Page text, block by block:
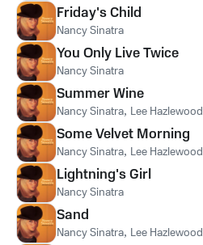
Friday's Child
Nancy Sinatra
You Only Live Twice
Nancy Sinatra
Summer Wine
Nancy Sinatra, Lee Hazlewood
Some Velvet Morning
Nancy Sinatra, Lee Hazlewood
Lightning's Girl
Nancy Sinatra
Sand
Nancy Sinatra, Lee Hazlewood